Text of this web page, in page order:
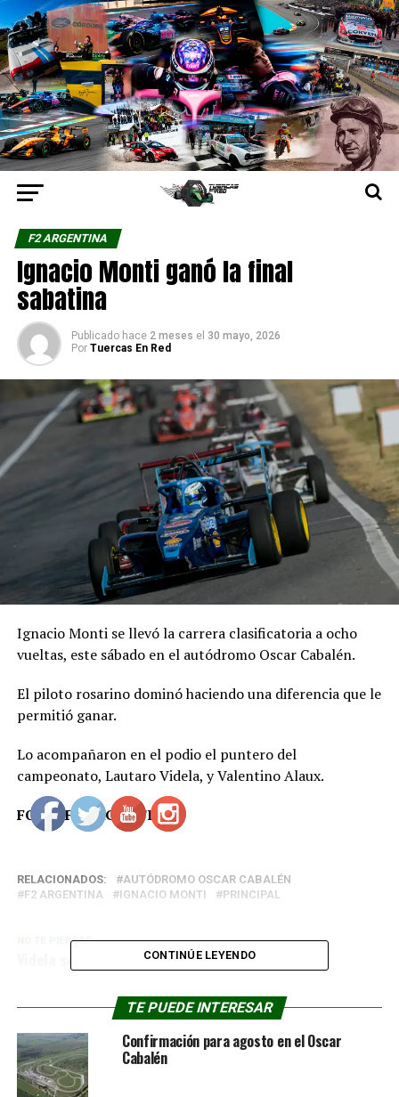
F2 ARGENTINA
Ignacio Monti ganó la final
sabatina
Publicado hace 2 meses el 30 mayo, 2026
Por Tuercas En Red
Ignacio Monti se llevó la carrera clasificatoria a ocho
vueltas, este sábado en el autódromo Oscar Cabalén.
El piloto rosarino dominó haciendo una diferencia que le
permitió ganar.
Lo acompañaron en el podio el puntero del
campeonato, Lautaro Videla, y Valentino Alaux.
FOTO: F2 ARGENTINA
RELACIONADOS:
AUTÓDROMO OSCAR CABALÉN
F2 ARGENTINA
IGNACIO MONTI PRINCIPAL
NO TE PIERDAS
Videla se quedó con la finalCONTINÚE LEYENDO
TE PUEDE INTERESAR
Confirmación para agosto en el Oscar
Cabalén